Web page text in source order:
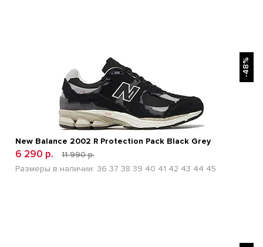
-48%
New Balance 2002 R Protection Pack Black Grey
6 290 р.
11 990 р.
Размеры в наличии: 36 37 38 39 40 41 42 43 44 45